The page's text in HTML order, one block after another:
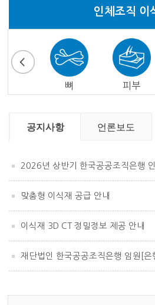
인체조직 이
뼈 피부
공지사항 언론보도
맞춤형 이식재 공급 안내
이식재 3D CT 정밀정보 제공 안내